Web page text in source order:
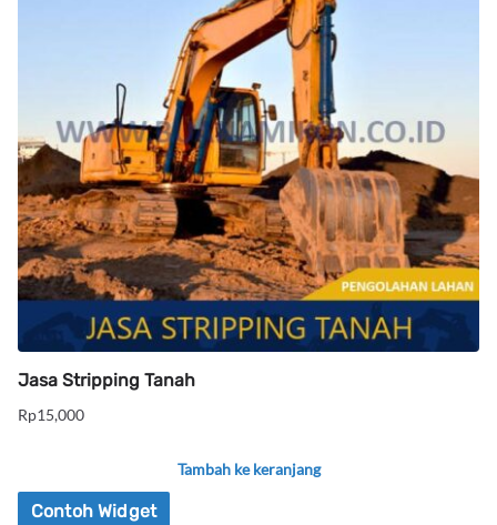
Jasa Stripping Tanah
Rp15,000
Tambah ke keranjang
Contoh Widget